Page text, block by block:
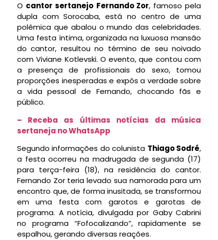
O cantor sertanejo Fernando Zor, famoso pela
dupla com Sorocaba, está no centro de uma
polêmica que abalou o mundo das celebridades.
Uma festa íntima, organizada na luxuosa mansão
do cantor, resultou no término de seu noivado
com Viviane Kotlevski. O evento, que contou com
a presença de profissionais do sexo, tomou
proporções inesperadas e expôs a verdade sobre
a vida pessoal de Fernando, chocando fãs e
público.
– Receba as últimas notícias da música
sertaneja no WhatsApp
Segundo informações do colunista Thiago Sodré,
a festa ocorreu na madrugada de segunda (17)
para terça-feira (18), na residência do cantor.
Fernando Zor teria levado sua namorada para um
encontro que, de forma inusitada, se transformou
em uma festa com garotos e garotas de
programa. A notícia, divulgada por Gaby Cabrini
no programa “Fofocalizando”, rapidamente se
espalhou, gerando diversas reações.